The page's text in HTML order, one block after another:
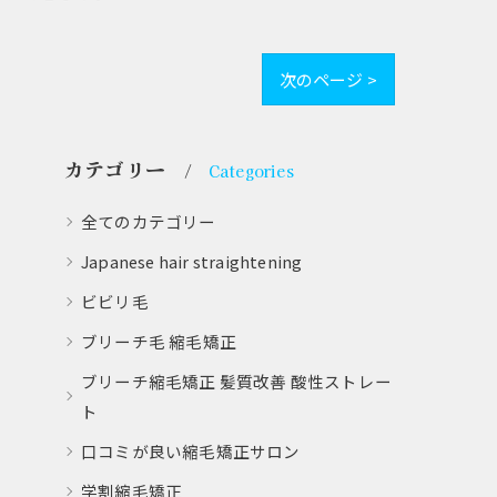
次のページ >
カテゴリー Categories
全てのカテゴリー
Japanese hair straightening
ビビリ毛
ブリーチ毛 縮毛矯正
ブリーチ縮毛矯正 髪質改善 酸性ストレー
ト
口コミが良い縮毛矯正サロン
学割縮毛矯正